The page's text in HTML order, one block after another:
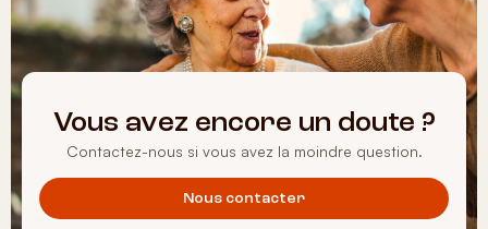
Vous avez encore un doute ?
Contactez-nous si vous avez la moindre question.
Nous contacter